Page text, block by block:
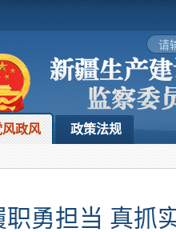
政风 政策法规
勇担当 真抓